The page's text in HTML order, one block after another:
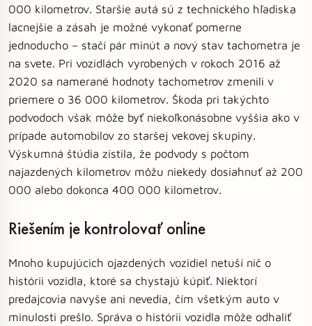
000 kilometrov. Staršie autá sú z technického hľadiska
lacnejšie a zásah je možné vykonať pomerne
jednoducho – stačí pár minút a nový stav tachometra je
na svete. Pri vozidlách vyrobených v rokoch 2016 až
2020 sa namerané hodnoty tachometrov zmenili v
priemere o 36 000 kilometrov. Škoda pri takýchto
podvodoch však môže byť niekoľkonásobne vyššia ako v
prípade automobilov zo staršej vekovej skupiny.
Výskumná štúdia zistila, že podvody s počtom
najazdených kilometrov môžu niekedy dosiahnuť až 200
000 alebo dokonca 400 000 kilometrov.
Riešením je kontrolovať online
Mnoho kupujúcich ojazdených vozidiel netuší nič o
histórii vozidla, ktoré sa chystajú kúpiť. Niektorí
predajcovia navyše ani nevedia, čím všetkým auto v
minulosti prešlo. Správa o histórii vozidla môže odhaliť